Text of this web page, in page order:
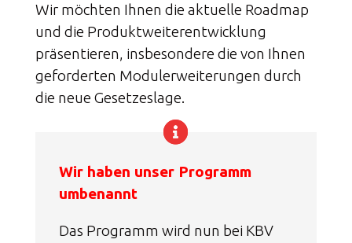
Wir möchten Ihnen die aktuelle Roadmap
und die Produktweiterentwicklung
präsentieren, insbesondere die von Ihnen
geforderten Modulerweiterungen durch
die neue Gesetzeslage.
Wir haben unser Programm
umbenannt
Das Programm wird nun bei KBV